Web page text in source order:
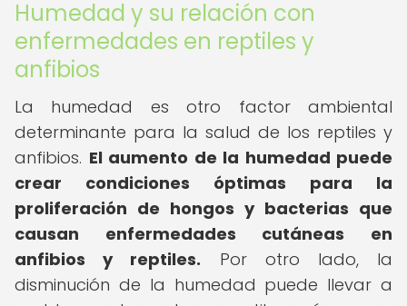
Humedad y su relación con
enfermedades en reptiles y
anfibios
La humedad es otro factor ambiental
determinante para la salud de los reptiles y
anfibios. El aumento de la humedad puede
crear condiciones óptimas para la
proliferación de hongos y bacterias que
causan enfermedades cutáneas en
anfibios y reptiles. Por otro lado, la
disminución de la humedad puede llevar a